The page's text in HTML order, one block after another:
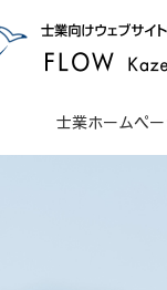
士業ホームペ